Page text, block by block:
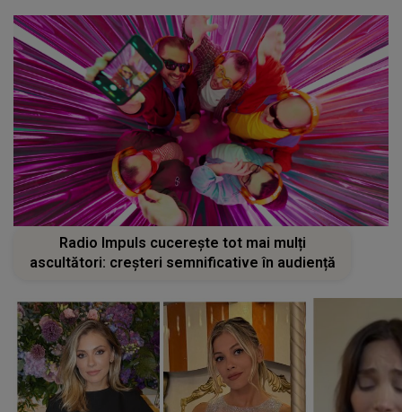
Radio Impuls cucerește tot mai mulți
ascultători: creșteri semnificative în audiență